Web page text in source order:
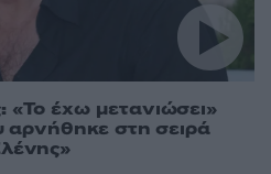
έχω μετανιώσει»
αρνήθηκε στη σειρά